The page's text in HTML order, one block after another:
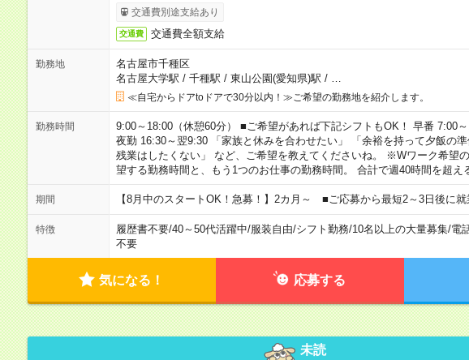
交通費別途支給あり
交通費 交通費全額支給
勤務地
名古屋市千種区
名古屋大学駅 / 千種駅 / 東山公園(愛知県)駅 /
≪自宅からドアtoドアで30分以内！≫ご希望の勤務地を紹介します。
勤務時間
9:00～18:00（休憩60分） ■ご希望があれば下記シフトもOK！ 早番 7:00
夜勤 16:30～翌9:30 「家族と休みを合わせたい」 「余裕を持って夕飯の
残業はしたくない」 など、ご希望を教えてくださいね。 ※Wワーク希望
望する勤務時間と、もう1つのお仕事の勤務時間。 合計で週40時間を超え
期間 【8月中のスタートOK！急募！】2カ月～ ■ご応募から最短2～3日後に就
特徴 履歴書不要/40～50代活躍中/服装自由/シフト勤務/10名以上の大量募集/電
不要
気になる！ 応募する
未読